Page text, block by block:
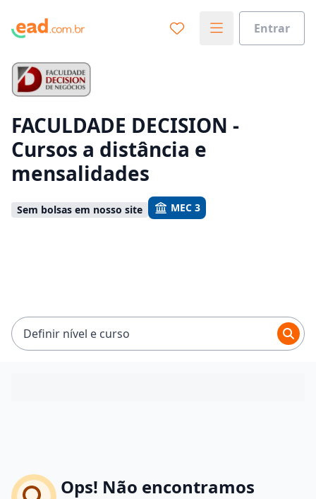
Entrar
Vamos te guiar no caminho ideal para seus estudos
FACULDADE DECISION -
Cursos a distância e
mensalidades
Sem bolsas em nosso site MEC 3
Definir nível e curso
Ops! Não encontramos